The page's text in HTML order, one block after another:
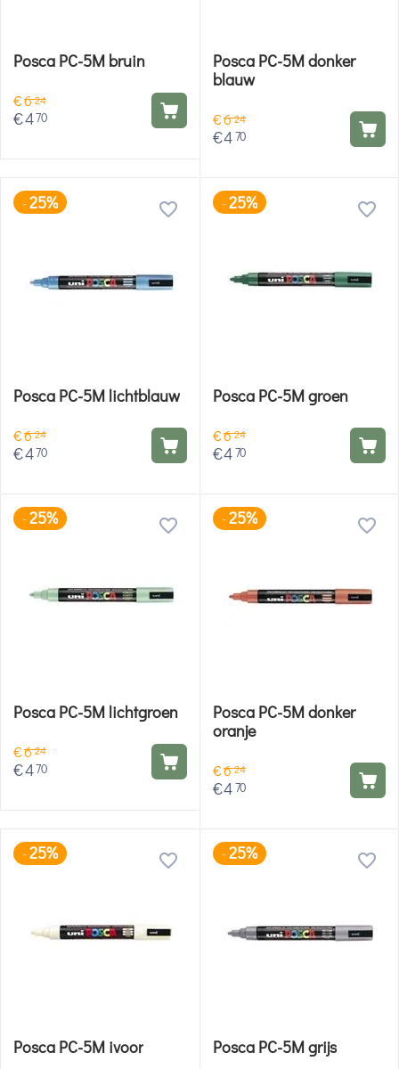
Posca PC-5M bruin
€624
€470
Posca PC-5M donker
blauw
€624
€470
-25%
Posca PC-5M lichtblauw
€624
€470
-25%
Posca PC-5M groen
€624
€470
-25%
Posca PC-5M lichtgroen
€624
€470
-25%
Posca PC-5M donker
oranje
€624
€470
-25%
Posca PC-5M ivoor
-25%
Posca PC-5M grijs